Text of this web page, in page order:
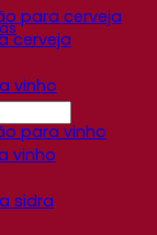
para cerveja
cerveja
vinho
para vinho
vinho
sidra